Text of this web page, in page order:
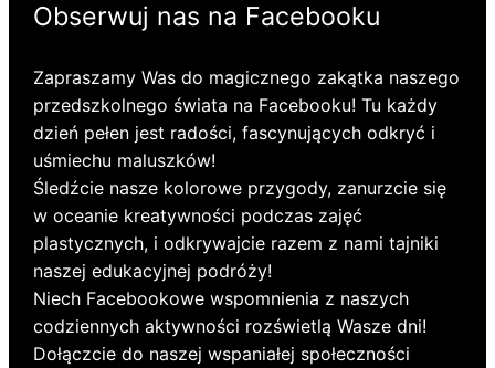
Obserwuj nas na Facebooku
Zapraszamy Was do magicznego zakątka naszego
przedszkolnego świata na Facebooku! Tu każdy
dzień pełen jest radości, fascynujących odkryć i
uśmiechu maluszków!
Śledźcie nasze kolorowe przygody, zanurzcie się
w oceanie kreatywności podczas zajęć
plastycznych, i odkrywajcie razem z nami tajniki
naszej edukacyjnej podróży!
Niech Facebookowe wspomnienia z naszych
codziennych aktywności rozświetlą Wasze dni!
Dołączcie do naszej wspaniałej społeczności